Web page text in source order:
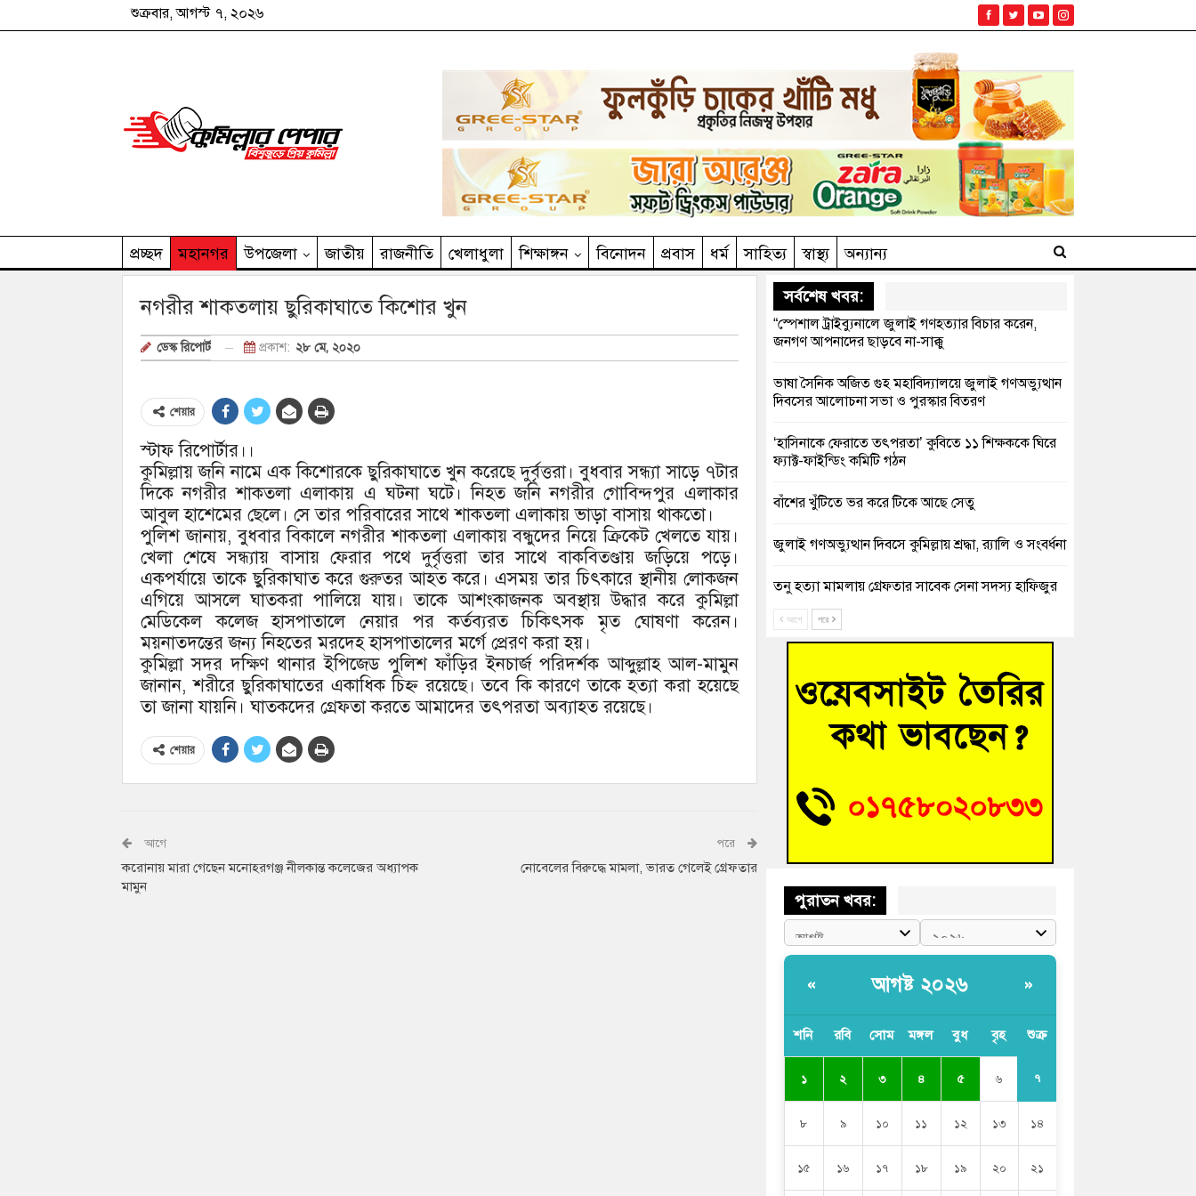
শুক্রবার, আগস্ট ৭, ২০২৬
প্রচ্ছদ মহানগর উপজেলা জাতীয় রাজনীতি খেলাধুলা শিক্ষাঙ্গন বিনোদন প্রবাস ধর্ম সাহিত‌্য স্বাস্থ্য
অন্যান্য
নগরীর শাকতলায় ছুরিকাঘাতে কিশোর খুন
ডেস্ক রিপোর্ট প্রকাশ: ২৮ মে, ২০২০
শেয়ার
স্টাফ রিপোর্টার।।
কুমিল্লায় জনি নামে এক কিশোরকে ছুরিকাঘাতে খুন করেছে দুর্বৃত্তরা। বুধবার সন্ধ্যা সাড়ে ৭টার
দিকে নগরীর শাকতলা এলাকায় এ ঘটনা ঘটে। নিহত জনি নগরীর গোবিন্দপুর এলাকার
আবুল হাশেমের ছেলে। সে তার পরিবারের সাথে শাকতলা এলাকায় ভাড়া বাসায় থাকতো।
পুলিশ জানায়, বুধবার বিকালে নগরীর শাকতলা এলাকায় বন্ধুদের নিয়ে ক্রিকেট খেলতে যায়।
খেলা শেষে সন্ধ্যায় বাসায় ফেরার পথে দুর্বৃত্তরা তার সাথে বাকবিতণ্ডায় জড়িয়ে পড়ে।
একপর্যায়ে তাকে ছুরিকাঘাত করে গুরুতর আহত করে। এসময় তার চিৎকারে স্থানীয় লোকজন
এগিয়ে আসলে ঘাতকরা পালিয়ে যায়। তাকে আশংকাজনক অবস্থায় উদ্ধার করে কুমিল্লা
মেডিকেল কলেজ হাসপাতালে নেয়ার পর কর্তব্যরত চিকিৎসক মৃত ঘোষণা করেন।
ময়নাতদন্তের জন্য নিহতের মরদেহ হাসপাতালের মর্গে প্রেরণ করা হয়।
কুমিল্লা সদর দক্ষিণ থানার ইপিজেড পুলিশ ফাঁড়ির ইনচার্জ পরিদর্শক আব্দুল্লাহ আল-মামুন
জানান, শরীরে ছুরিকাঘাতের একাধিক চিহ্ন রয়েছে। তবে কি কারণে তাকে হত্যা করা হয়েছে
তা জানা যায়নি। ঘাতকদের গ্রেফতা করতে আমাদের তৎপরতা অব্যাহত রয়েছে।
শেয়ার
আগে
করোনায় মারা গেছেন মনোহরগঞ্জ নীলকান্ত কলেজের অধ্যাপক
মামুন
পরে
নোবেলের বিরুদ্ধে মামলা, ভারত গেলেই গ্রেফতার
সর্বশেষ খবর:
“স্পেশাল ট্রাইব্যুনালে জুলাই গণহত্যার বিচার করেন,
জনগণ আপনাদের ছাড়বে না-সাক্কু
ভাষা সৈনিক অজিত গুহ মহাবিদ্যালয়ে জুলাই গণঅভ্যুত্থান
দিবসের আলোচনা সভা ও পুরস্কার বিতরণ
‘হাসিনাকে ফেরাতে তৎপরতা’ কুবিতে ১১ শিক্ষককে ঘিরে
ফ্যাক্ট-ফাইন্ডিং কমিটি গঠন
বাঁশের খুঁটিতে ভর করে টিকে আছে সেতু
জুলাই গণঅভ্যুত্থান দিবসে কুমিল্লায় শ্রদ্ধা, র‍্যালি ও সংবর্ধনা
তনু হত্যা মামলায় গ্রেফতার সাবেক সেনা সদস্য হাফিজুর
রহমান হাইকোর্টের জামিনে মুক্ত
আহত শিক্ষার্থীদের দেখতে গিয়ে মেডিকেলের ক্যান্টিনে
হোমনায় বিধবা নারীর জমি দখল ও জীবননাশের হুমকির
উদ্যোগ; ৯ সদস্যের কমিটি গঠন
বুড়িচংয়ে জুলাই গণঅভ্যুত্থান দিবস উদযাপন উপলক্ষে
আগে পরে
পুরাতন খবর:
« আগষ্ট ২০২৬ »
শনি রবি সোম মঙ্গল বুধ বৃহ শুক্র
১ ২ ৩ ৪ ৫ ৬ ৭
৮ ৯ ১০ ১১ ১২ ১৩ ১৪
১৫ ১৬ ১৭ ১৮ ১৯ ২০ ২১